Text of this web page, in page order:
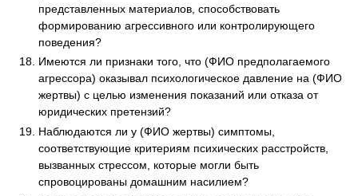
представленных материалов, способствовать
формированию агрессивного или контролирующего
поведения?
Имеются ли признаки того, что (ФИО предполагаемого
агрессора) оказывал психологическое давление на (ФИО
жертвы) с целью изменения показаний или отказа от
юридических претензий?
Наблюдаются ли у (ФИО жертвы) симптомы,
соответствующие критериям психических расстройств,
вызванных стрессом, которые могли быть
спровоцированы домашним насилием?